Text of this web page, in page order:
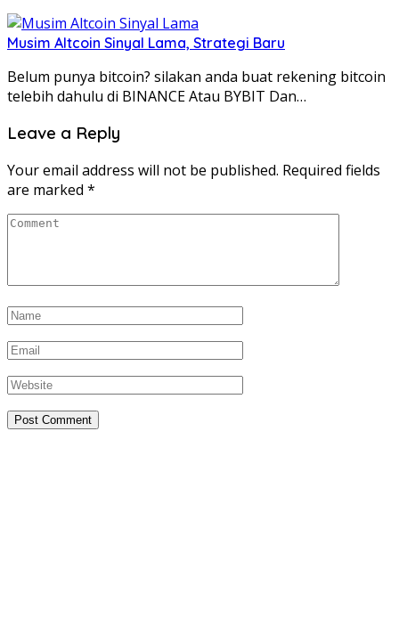
Musim Altcoin Sinyal Lama, Strategi Baru
Belum punya bitcoin? silakan anda buat rekening bitcoin
telebih dahulu di BINANCE Atau BYBIT Dan…
Leave a Reply
Your email address will not be published. Required fields
are marked *